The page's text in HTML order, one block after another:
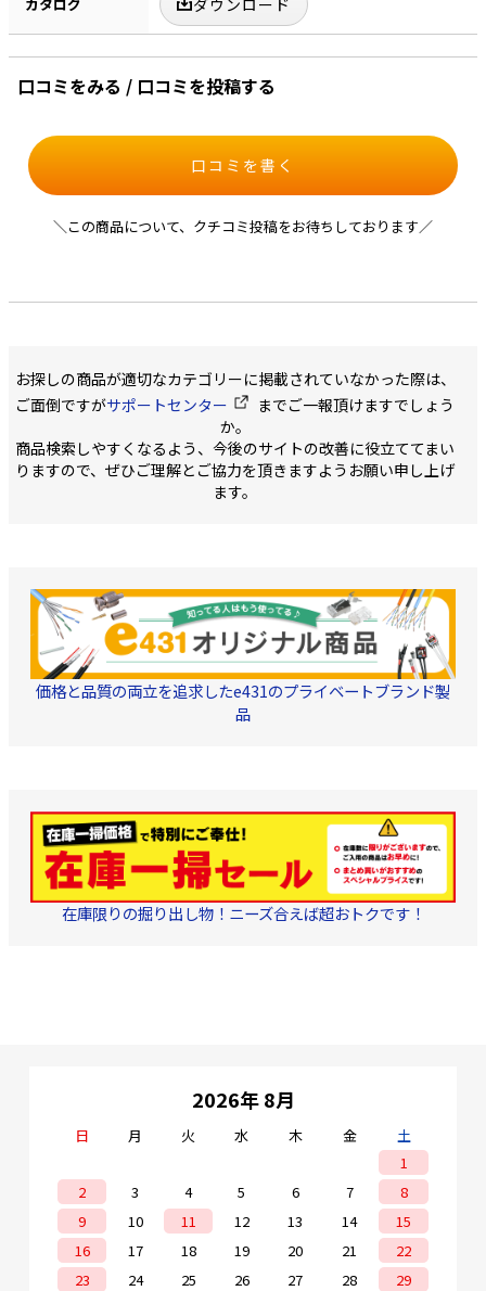
口コミをみる / 口コミを投稿する
口コミを書く
＼この商品について、クチコミ投稿をお待ちしております／
お探しの商品が適切なカテゴリーに掲載されていなかった際は、
ご面倒ですがサポートセンター
までご一報頂けますでしょう
か。
商品検索しやすくなるよう、今後のサイトの改善に役立ててまい
りますので、ぜひご理解とご協力を頂きますようお願い申し上げ
ます。
価格と品質の両立を追求したe431のプライベートブランド製
品
在庫限りの掘り出し物！ニーズ合えば超おトクです！
2026年 8月
日 月 火 水 木 金
土
1
2
3 4 5 6 7
8
9
10 11 12 13 14
15
16
17 18 19 20 21
22
23
24 25 26 27 28
29